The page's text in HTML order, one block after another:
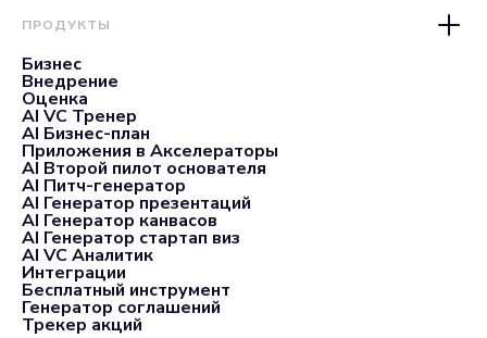
ПРОДУКТЫ
Бизнес
Внедрение
Оценка
AI VC Тренер
AI Бизнес-план
Приложения в Акселераторы
AI Второй пилот основателя
AI Питч-генератор
AI Генератор презентаций
AI Генератор канвасов
AI Генератор стартап виз
AI VC Аналитик
Интеграции
Бесплатный инструмент
Генератор соглашений
Трекер акций